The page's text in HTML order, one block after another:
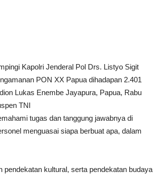
Kapolri Jenderal Pol Drs. Listyo Sigit
PON XX Papua dihadapan 2.401
Lukas Enembe Jayapura, Papua, Rabu
TNI
tugas dan tanggung jawabnya di
menguasai siapa berbuat apa, dalam
kultural, serta pendekatan budaya